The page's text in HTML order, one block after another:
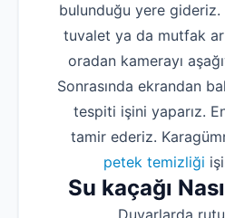
bulunduğu yere gideriz.
tuvalet ya da mutfak
oradan kamerayı
Sonrasında ekrandan
tespiti işini yaparız.
tamir ederiz.
petek temizliği
Su kaçağı
Duvarlarda